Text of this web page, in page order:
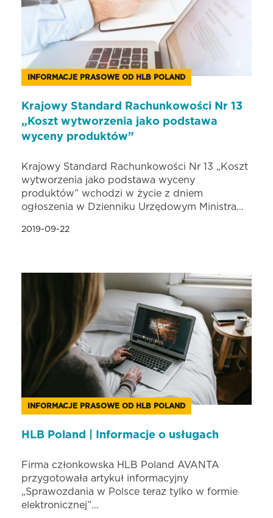
INFORMACJE PRASOWE OD HLB POLAND
Krajowy Standard Rachunkowości Nr 13
„Koszt wytworzenia jako podstawa
wyceny produktów”
Krajowy Standard Rachunkowości Nr 13 „Koszt
wytworzenia jako podstawa wyceny
produktów” wchodzi w życie z dniem
ogłoszenia w Dzienniku Urzędowym Ministra…
2019-09-22
INFORMACJE PRASOWE OD HLB POLAND
HLB Poland | Informacje o usługach
Firma członkowska HLB Poland AVANTA
przygotowała artykuł informacyjny
„Sprawozdania w Polsce teraz tylko w formie
elektronicznej”…